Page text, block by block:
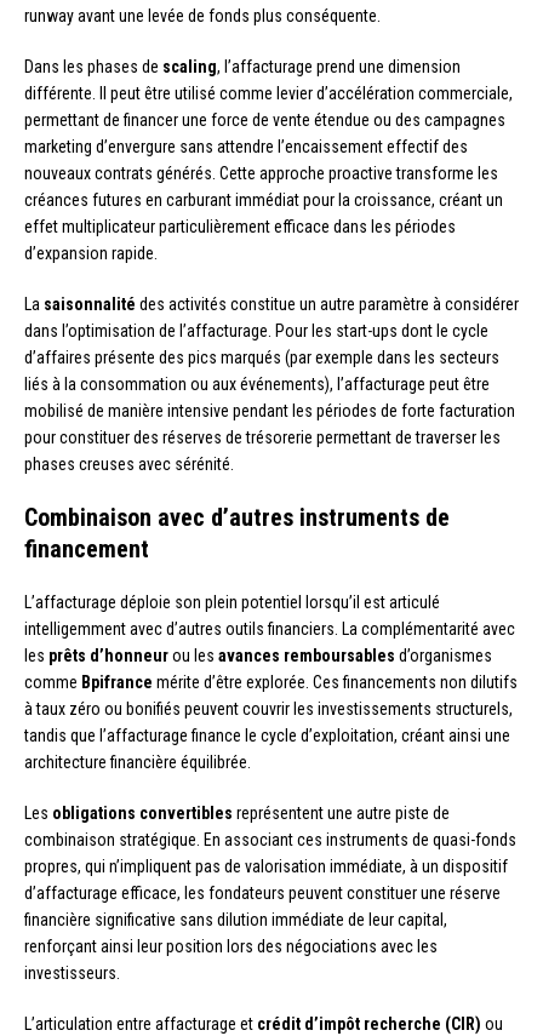
runway avant une levée de fonds plus conséquente.
Dans les phases de scaling, l’affacturage prend une dimension
différente. Il peut être utilisé comme levier d’accélération commerciale,
permettant de financer une force de vente étendue ou des campagnes
marketing d’envergure sans attendre l’encaissement effectif des
nouveaux contrats générés. Cette approche proactive transforme les
créances futures en carburant immédiat pour la croissance, créant un
effet multiplicateur particulièrement efficace dans les périodes
d’expansion rapide.
La saisonnalité des activités constitue un autre paramètre à considérer
dans l’optimisation de l’affacturage. Pour les start-ups dont le cycle
d’affaires présente des pics marqués (par exemple dans les secteurs
liés à la consommation ou aux événements), l’affacturage peut être
mobilisé de manière intensive pendant les périodes de forte facturation
pour constituer des réserves de trésorerie permettant de traverser les
phases creuses avec sérénité.
Combinaison avec d’autres instruments de
financement
L’affacturage déploie son plein potentiel lorsqu’il est articulé
intelligemment avec d’autres outils financiers. La complémentarité avec
les prêts d’honneurou les avances remboursables d’organismes
comme Bpifrance mérite d’être explorée. Ces financements non dilutifs
à taux zéro ou bonifiés peuvent couvrir les investissements structurels,
tandis que l’affacturage finance le cycle d’exploitation, créant ainsi une
architecture financière équilibrée.
Les obligations convertibles représentent une autre piste de
combinaison stratégique. En associant ces instruments de quasi-fonds
propres, qui n’impliquent pas de valorisation immédiate, à un dispositif
d’affacturage efficace, les fondateurs peuvent constituer une réserve
financière significative sans dilution immédiate de leur capital,
renforçant ainsi leur position lors des négociations avec les
investisseurs.
L’articulation entre affacturage et crédit d’impôt recherche (CIR) ou